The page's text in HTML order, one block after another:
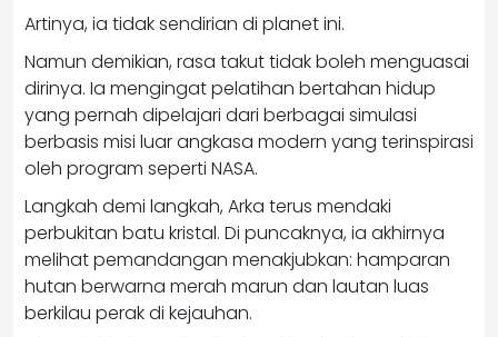
Artinya, ia tidak sendirian di planet ini.
Namun demikian, rasa takut tidak boleh menguasai
dirinya. Ia mengingat pelatihan bertahan hidup
yang pernah dipelajari dari berbagai simulasi
berbasis misi luar angkasa modern yang terinspirasi
oleh program seperti NASA.
Langkah demi langkah, Arka terus mendaki
perbukitan batu kristal. Di puncaknya, ia akhirnya
melihat pemandangan menakjubkan: hamparan
hutan berwarna merah marun dan lautan luas
berkilau perak di kejauhan.